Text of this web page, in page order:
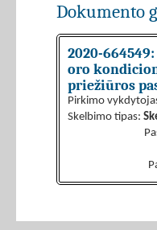
Dokumento
2020-
oro
priežiūros
Pirkimo
Skelbimo tipas: